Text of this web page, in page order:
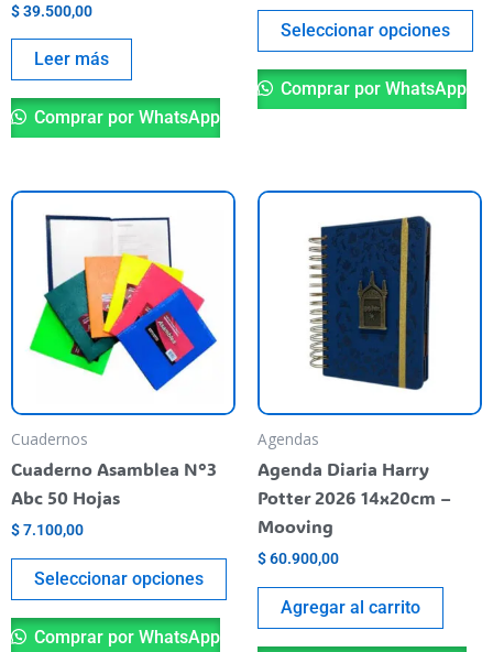
$39.500,00
Leer más
Comprar por WhatsApp
Seleccionar opciones
Comprar por WhatsApp
Cuadernos
Cuaderno Asamblea N°3
Abc 50 Hojas
$7.100,00
Seleccionar opciones
Este
se
pueden
elegir
página
producto
Comprar por WhatsApp
Agendas
Agenda Diaria Harry
Potter 2026 14x20cm –
Mooving
$60.900,00
Agregar al carrito